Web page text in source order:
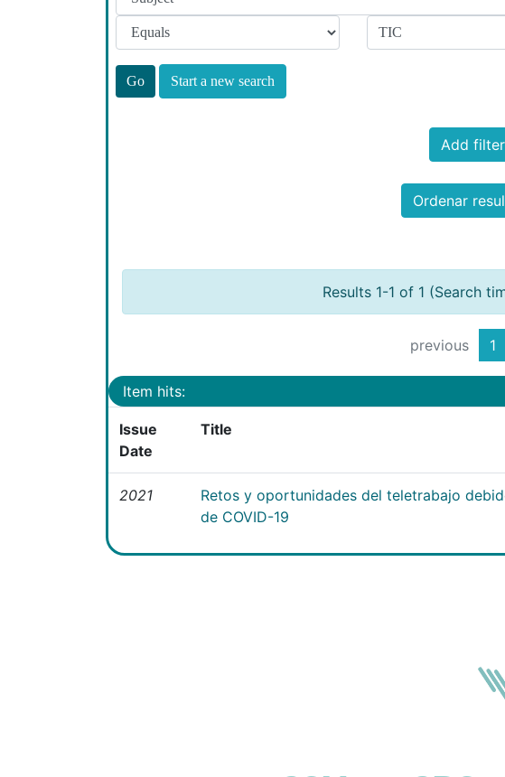
Start a new search
Add
Ordenar
Results 1-1 of 1 (Search
previous 1
Item hits:
Issue
Date
Title
2021
Retos y oportunidades del teletrabajo
de COVID-19